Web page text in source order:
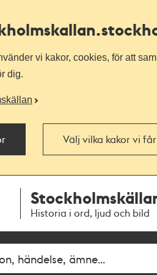
vi kakor, cookies, för att
dig.
Välj vilka kakor vi
Historia i ord, ljud och bild